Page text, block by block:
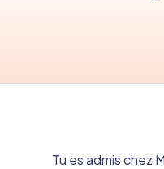
Tu es admis chez